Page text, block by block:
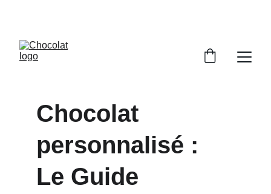
Chocolat
personnalisé :
Le Guide